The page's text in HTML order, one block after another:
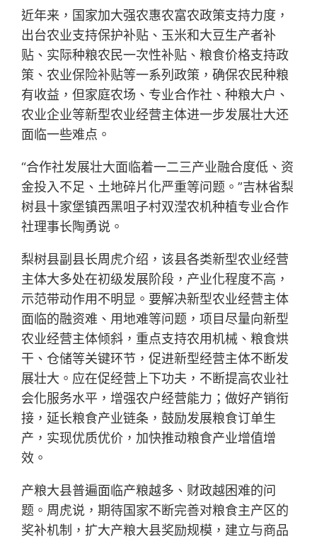
近年来，国家加大强农惠农富农政策支持力度，
出台农业支持保护补贴、玉米和大豆生产者补
贴、实际种粮农民一次性补贴、粮食价格支持政
策、农业保险补贴等一系列政策，确保农民种粮
有收益，但家庭农场、专业合作社、种粮大户、
农业企业等新型农业经营主体进一步发展壮大还
面临一些难点。
“合作社发展壮大面临着一二三产业融合度低、资
金投入不足、土地碎片化严重等问题。”吉林省梨
树县十家堡镇西黑咀子村双滢农机种植专业合作
社理事长陶勇说。
梨树县副县长周虎介绍，该县各类新型农业经营
主体大多处在初级发展阶段，产业化程度不高，
示范带动作用不明显。要解决新型农业经营主体
面临的融资难、用地难等问题，项目尽量向新型
农业经营主体倾斜，重点支持农用机械、粮食烘
干、仓储等关键环节，促进新型经营主体不断发
展壮大。应在促经营上下功夫，不断提高农业社
会化服务水平，增强农户经营能力；做好产销衔
接，延长粮食产业链条，鼓励发展粮食订单生
产，实现优质优价，加快推动粮食产业增值增
效。
产粮大县普遍面临产粮越多、财政越困难的问
题。周虎说，期待国家不断完善对粮食主产区的
奖补机制，扩大产粮大县奖励规模，建立与商品